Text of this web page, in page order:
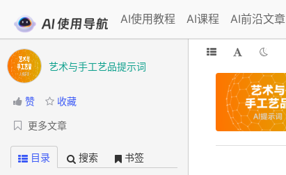
AI使用教程 AI课程 AI前沿文章
艺术与手工艺品提示词
赞 收藏
更多文章
目录 搜索 书签